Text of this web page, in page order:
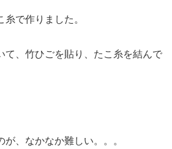
で作りました。
て、竹ひごを貼り、たこ糸を結んで
、なかなか難しい。。。